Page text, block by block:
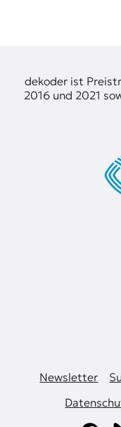
dekoder ist
2016 und 2021
Newsletter